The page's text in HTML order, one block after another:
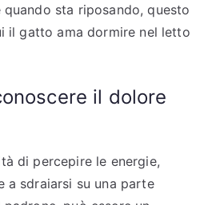
quando sta riposando, questo
il gatto ama dormire nel letto
il dolore
di percepire le energie,
a sdraiarsi su una parte